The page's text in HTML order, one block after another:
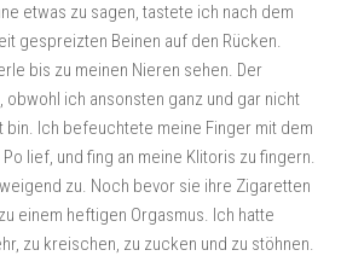
etwas zu sagen, tastete ich nach dem
gespreizten Beinen auf den Rücken.
bis zu meinen Nieren sehen. Der
obwohl ich ansonsten ganz und gar nicht
bin. Ich befeuchtete meine Finger mit dem
lief, und fing an meine Klitoris zu fingern.
zu. Noch bevor sie ihre Zigaretten
einem heftigen Orgasmus. Ich hatte
zu kreischen, zu zucken und zu stöhnen.